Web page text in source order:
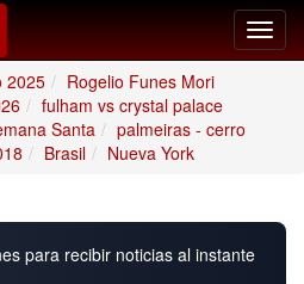
2025
Rogelio Funes Mori
fulham vs crystal palace
Santa
palmeiras - cerro
Brasil Nueva York
para recibir noticias al instante